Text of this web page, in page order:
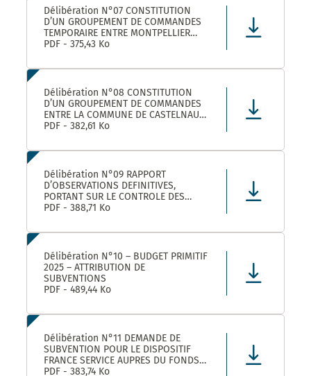
ADMINISTRATIVES DE BUREAU –
ADHÉSION AU GROUPEMENT DE CO
Délibération N°07 CONSTITUTION
D’UN GROUPEMENT DE COMMANDES
TEMPORAIRE ENTRE MONTPELLIER
MEDITERRANEE METROPOLE, LA VILLE
AUTRES ACHETEURS PUBLICS POUR LA
MATERIELS D’ENTRETIEN DES LOCAUX
– ADHÉS
PDF - 375,43 Ko
Délibération N°08 CONSTITUTION
D’UN GROUPEMENT DE COMMANDES
ENTRE LA COMMUNE DE CASTELNAU-
LE-LEZ, LE CENTRE COMMUNAL
LEZ ET SES ETABLISSEMENTS
LIVRAISON ET LA GESTION DE TITRES
RESTAURANT E
PDF - 382,61 Ko
Délibération N°09 RAPPORT
D’OBSERVATIONS DEFINITIVES,
PORTANT SUR LE CONTROLE DES
COMPTES ET DE LA GESTION DE
METROPOLE AU TITRE DES EXERCICES
PDF - 388,71 Ko
Délibération N°10 – BUDGET PRIMITIF
2025 – ATTRIBUTION DE
SUBVENTIONS
PDF - 489,44 Ko
Délibération N°11 DEMANDE DE
SUBVENTION POUR LE DISPOSITIF
FRANCE SERVICE AUPRES DU FONDS
NATIONAL D’AMENAGEMENT ET DE
PDF - 383,74 Ko